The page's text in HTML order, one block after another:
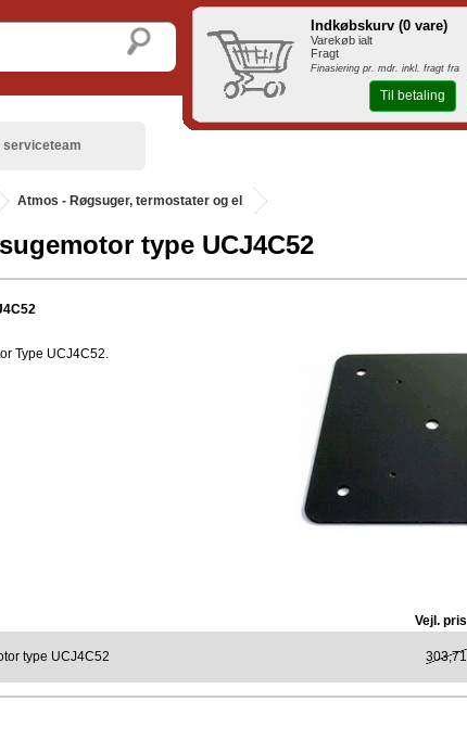
serviceteam
Atmos - Røgsuger, termostater og el
type UCJ4C52
Type UCJ4C52.
Vejl. pris
type UCJ4C52 303,71
Indkøbskurv (0 vare)
Varekøb ialt
Fragt
Finasiering pr. mdr. inkl. fragt fra
Til betaling